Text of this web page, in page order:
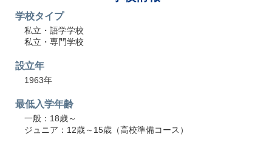
学校タイプ
私立・語学学校
私立・専門学校
設立年
1963年
最低入学年齢
一般：18歳～
ジュニア：12歳～15歳（高校準備コース）